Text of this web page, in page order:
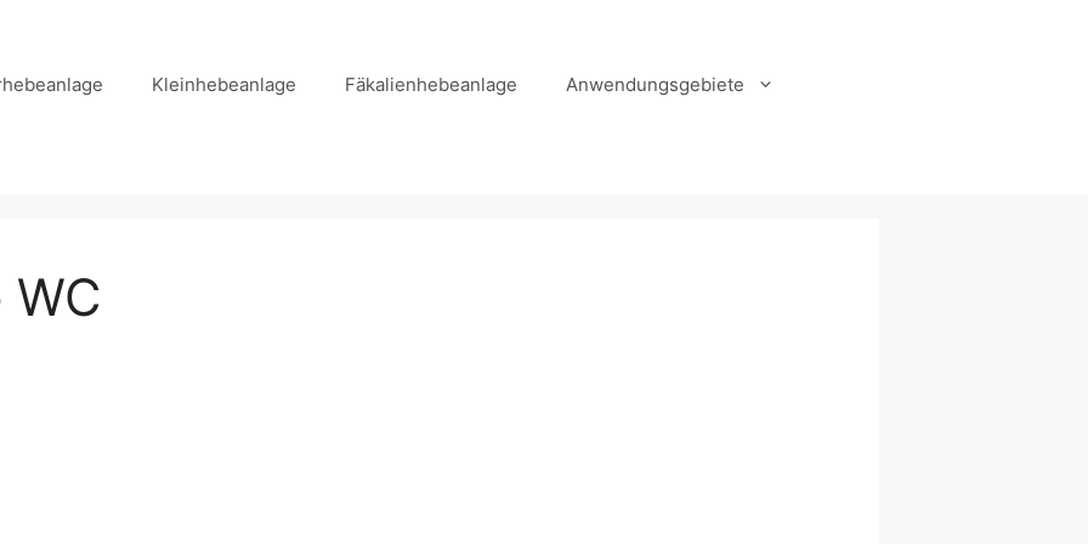
Kleinhebeanlage Fäkalienhebeanlage Anwendungsgebiete